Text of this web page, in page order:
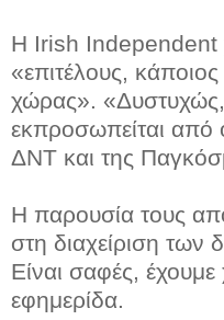
Η Irish Independent
«επιτέλους, κάποιος
χώρας».
εκπροσωπείται από
ΔΝΤ και της
Η παρουσία τους
στη διαχείριση των
Είναι σαφές,
εφημερίδα.